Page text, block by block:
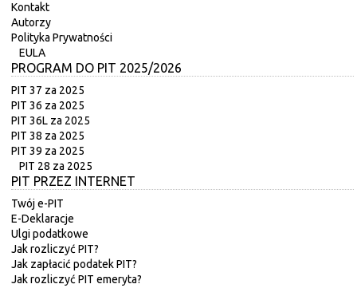
Kontakt
Autorzy
Polityka Prywatności
EULA
PROGRAM DO PIT 2025/2026
PIT 37 za 2025
PIT 36 za 2025
PIT 36L za 2025
PIT 38 za 2025
PIT 39 za 2025
PIT 28 za 2025
PIT PRZEZ INTERNET
Twój e-PIT
E-Deklaracje
Ulgi podatkowe
Jak rozliczyć PIT?
Jak zapłacić podatek PIT?
Jak rozliczyć PIT emeryta?